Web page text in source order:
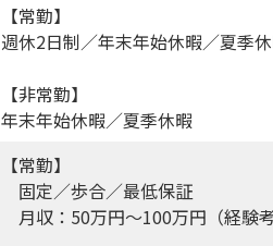
【常勤】
週休2日制／年末年始休暇／夏季
【非常勤】
年末年始休暇／夏季休暇
【常勤】
固定／歩合／最低保証
月収：50万円～100万円（経験考